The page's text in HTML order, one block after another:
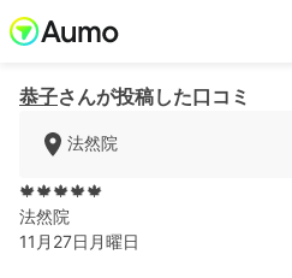
恭子さんが投稿した口コミ
法然院
🍁🍁🍁🍁🍁
法然院
11月27日月曜日